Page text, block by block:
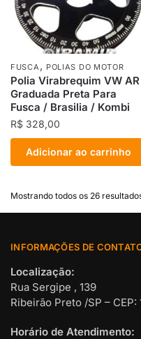
FUSCA, POLIAS DO MOTOR
Polia Virabrequim VW AR
Graduada Preta Para
Fusca / Brasilia / Kombi
R$ 328,00
Adicionar ao carrinho
Mostrando todos os 26
INFORMAÇÕES DE
Localização:
Rua Sergipe , 139
Ribeirão Preto /SP –
Horário de Atendimento: